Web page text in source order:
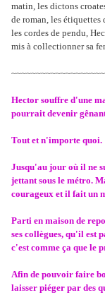
matin, les dictons
de roman, les
les cordes de pendu,
mis à collectionner sa
Hector souffre d'une
pourrait devenir
Tout et n'importe quoi.
Jusqu'au jour où il ne
jettant sous le métro.
courageux et il fait un
Parti en maison de
ses collègues, qu'il est
c'est comme ça que le
Afin de pouvoir faire
laisser piéger par des